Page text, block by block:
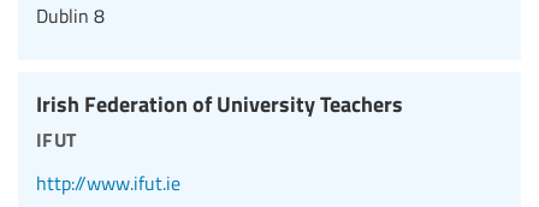
Dublin 8
Irish Federation of University Teachers
ifut
http://www.ifut.ie